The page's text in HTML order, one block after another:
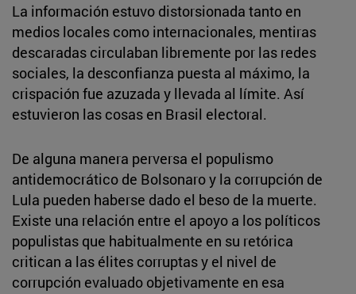
La información estuvo distorsionada tanto en
medios locales como internacionales, mentiras
descaradas circulaban libremente por las redes
sociales, la desconfianza puesta al máximo, la
crispación fue azuzada y llevada al límite. Así
estuvieron las cosas en Brasil electoral.
De alguna manera perversa el populismo
antidemocrático de Bolsonaro y la corrupción de
Lula pueden haberse dado el beso de la muerte.
Existe una relación entre el apoyo a los políticos
populistas que habitualmente en su retórica
critican a las élites corruptas y el nivel de
corrupción evaluado objetivamente en esa